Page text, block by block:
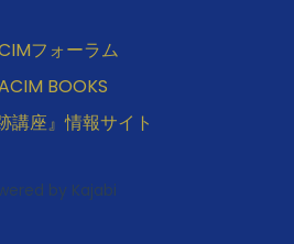
フォーラム
BOOKS
講座』情報サイト
by Kajabi